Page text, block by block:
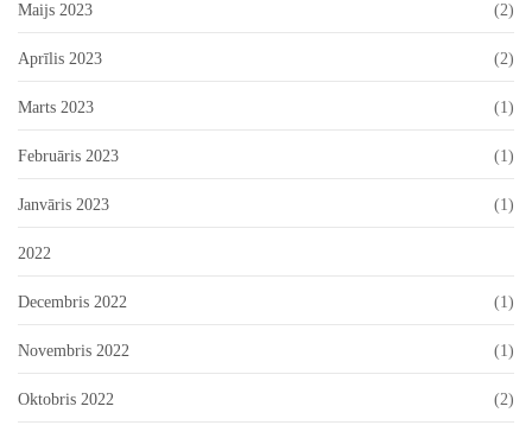
Maijs 2023 (2)
Aprīlis 2023 (2)
Marts 2023 (1)
Februāris 2023 (1)
Janvāris 2023 (1)
2022
Decembris 2022 (1)
Novembris 2022 (1)
Oktobris 2022 (2)